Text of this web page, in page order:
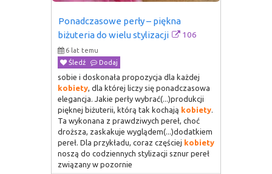
Ponadczasowe perły – piękna
biżuteria do wielu stylizacji
106
6 lat temu
Śledź
Dodaj
sobie i doskonała propozycja dla każdej
kobiety , dla której liczy się ponadczasowa
elegancja. Jakie perły wybrać(...)produkcji
pięknej biżuterii, którą tak kochają kobiety
Ta wykonana z prawdziwych pereł, choć
droższa, zaskakuje wyglądem(...)dodatkiem
pereł. Dla przykładu, coraz częściej kobiety
noszą do codziennych stylizacji sznur pereł
związany w pozornie